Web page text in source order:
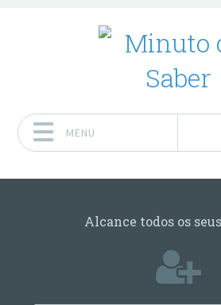
MENU
Alcance todos os